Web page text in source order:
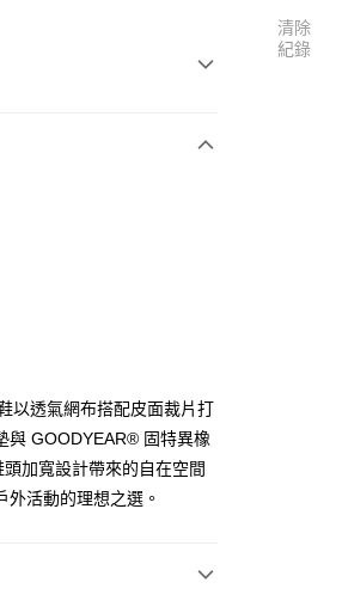
費
費
以透氣網布搭配皮面裁片打
與 GOODYEAR® 固特異橡
加寬設計帶來的自在空間
活動的理想之選。
清除
紀錄